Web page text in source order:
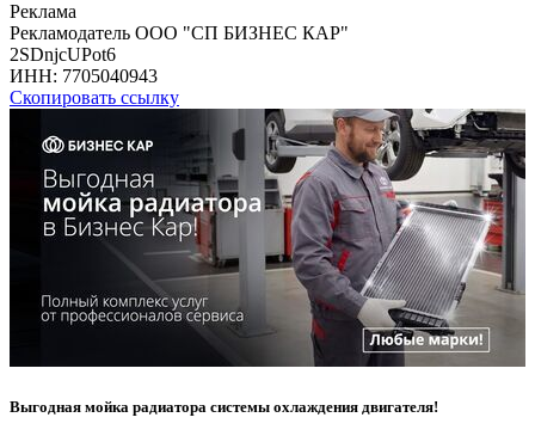
Реклама
Рекламодатель ООО "СП БИЗНЕС КАР"
2SDnjcUPot6
ИНН: 7705040943
Скопировать ссылку
Выгодная мойка радиатора системы охлаждения двигателя!